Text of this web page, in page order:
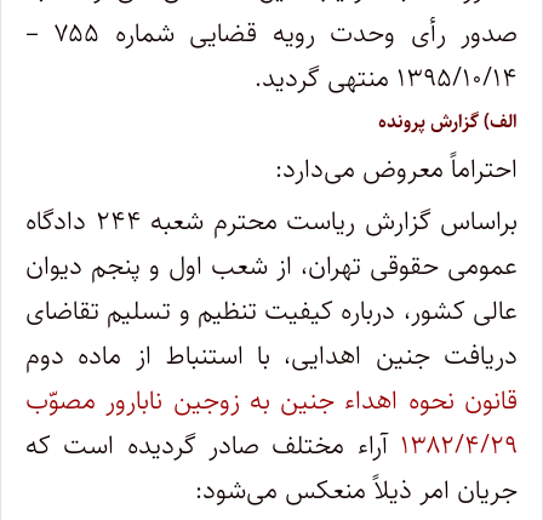
‌صدور رأی وحدت‌ رویه ‌قضایی شماره ۷۵۵ –
۱۳۹۵/۱۰/۱۴ منتهی گردید.
الف) گزارش پرونده
احتراماً معروض می‌دارد:
براساس گزارش ریاست محترم شعبه ۲۴۴ دادگاه
عمومی حقوقی تهران، از شعب اول و پنجم دیوان‌
عالی‌ کشور، درباره کیفیت تنظیم و تسلیم تقاضای
دریافت جنین اهدایی، با استنباط از ماده دوم
قانون نحوه اهداء جنین به زوجین نابارور مصوّب
۱۳۸۲/۴/۲۹ آراء مختلف صادر گردیده است که
جریان امر ذیلاً منعکس می‌شود: